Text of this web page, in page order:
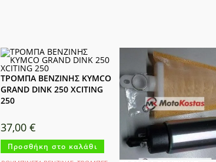
ΤΡΟΜΠΑ ΒΕΝΖΙΝΗΣ KYMCO
GRAND DINK 250 XCITING
250
37,00€
Προσθήκη στο καλάθι